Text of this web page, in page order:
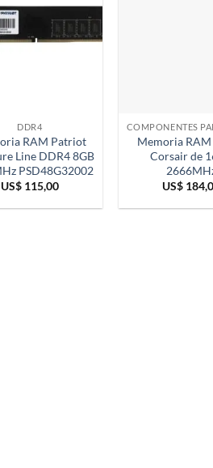
DDR4
RAM Patriot
Line DDR4 8GB
PSD48G32002
US$ 115,00
Memoria
Corsair de
US$